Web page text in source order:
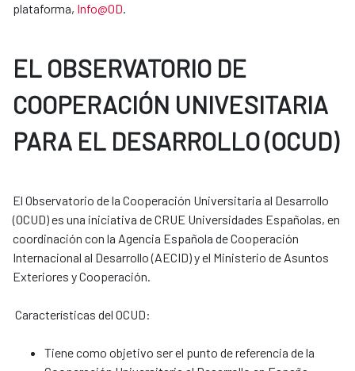
plataforma, Info@OD.
EL OBSERVATORIO DE
COOPERACIÓN UNIVESITARIA
PARA EL DESARROLLO (OCUD)
El Observatorio de la Cooperación Universitaria al Desarrollo
(OCUD) es una iniciativa de CRUE Universidades Españolas, en
coordinación con la Agencia Española de Cooperación
Internacional al Desarrollo (AECID) y el Ministerio de Asuntos
Exteriores y Cooperación.
Características del OCUD:
Tiene como objetivo ser el punto de referencia de la